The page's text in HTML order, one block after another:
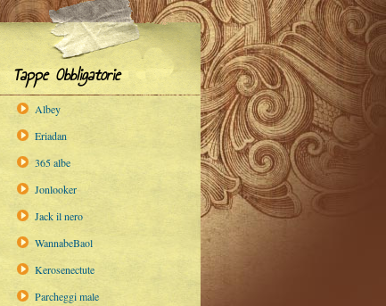
Tappe Obbligatorie
Albey
Eriadan
365 albe
Jonlooker
Jack il nero
WannabeBaol
Kerosenectute
Parcheggi male